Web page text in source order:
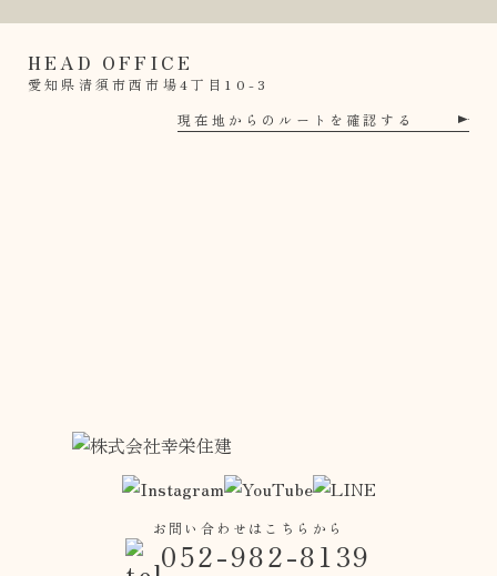
HEAD OFFICE
愛知県清須市西市場4丁目10-3
現在地からのルートを確認する
お問い合わせはこちらから
052-982-8139